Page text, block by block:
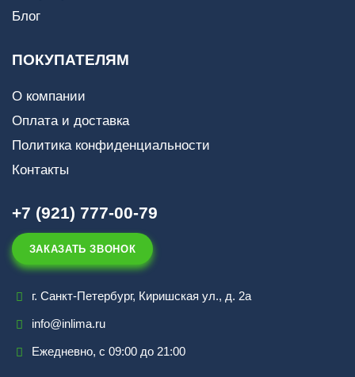
Блог
ПОКУПАТЕЛЯМ
О компании
Оплата и доставка
Политика конфиденциальности
Контакты
+7 (921) 777-00-79
ЗАКАЗАТЬ ЗВОНОК
г. Санкт-Петербург, Киришская ул., д. 2а
info@inlima.ru
Ежедневно, с 09:00 до 21:00